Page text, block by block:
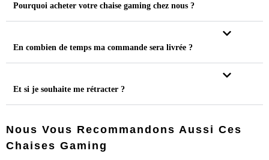
Pourquoi acheter votre chaise gaming chez nous ?
En combien de temps ma commande sera livrée ?
Et si je souhaite me rétracter ?
Nous Vous Recommandons Aussi Ces
Chaises Gaming